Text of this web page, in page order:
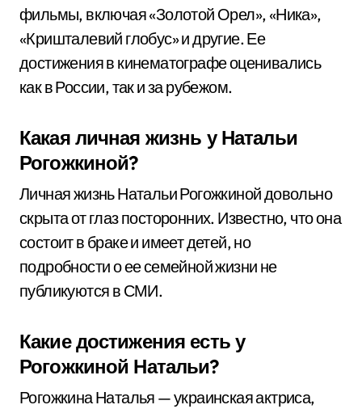
фильмы, включая «Золотой Орел», «Ника»,
«Кришталевий глобус» и другие. Ее
достижения в кинематографе оценивались
как в России, так и за рубежом.
Какая личная жизнь у Натальи
Рогожкиной?
Личная жизнь Натальи Рогожкиной довольно
скрыта от глаз посторонних. Известно, что она
состоит в браке и имеет детей, но
подробности о ее семейной жизни не
публикуются в СМИ.
Какие достижения есть у
Рогожкиной Натальи?
Рогожкина Наталья — украинская актриса,